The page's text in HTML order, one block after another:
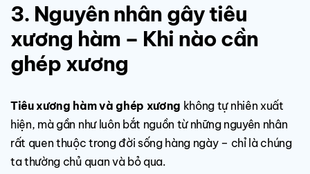
3. Nguyên nhân gây tiêu
xương hàm – Khi nào cần
ghép xương
Tiêu xương hàm và ghép xương không tự nhiên xuất
hiện, mà gần như luôn bắt nguồn từ những nguyên nhân
rất quen thuộc trong đời sống hàng ngày – chỉ là chúng
ta thường chủ quan và bỏ qua.